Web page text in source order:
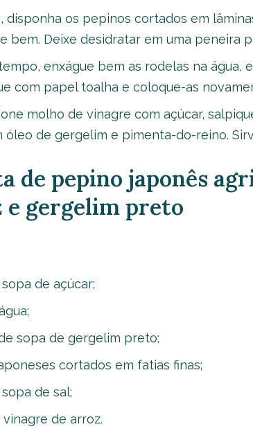
disponha os pepinos cortados em
bem. Deixe desidratar em uma peneira
enxágue bem as rodelas na água,
com papel toalha e coloque-as
molho de vinagre com açúcar,
óleo de gergelim e pimenta-do-reino.
de pepino japonês
e gergelim preto
de açúcar;
sopa de gergelim preto;
cortados em fatias finas;
de sal;
de arroz.